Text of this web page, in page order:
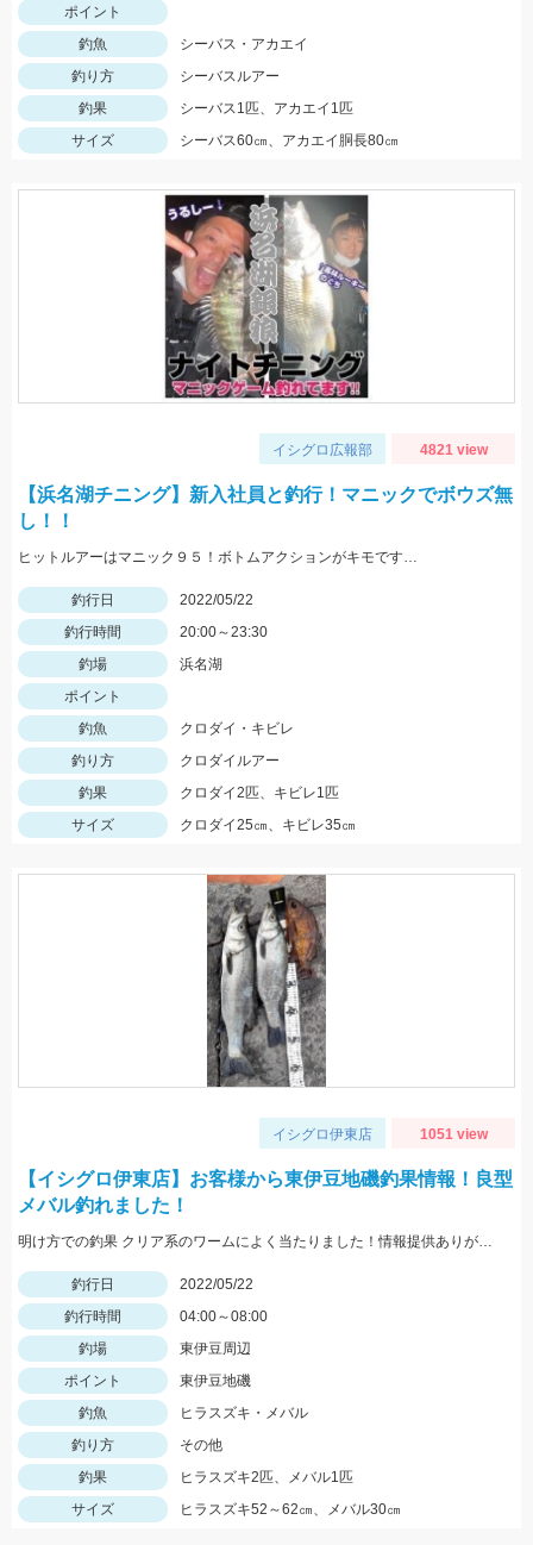
ポイント
釣魚
シーバス・アカエイ
釣り方
シーバスルアー
釣果
シーバス1匹、アカエイ1匹
サイズ
シーバス60㎝、アカエイ胴長80㎝
イシグロ広報部 4821 view
【浜名湖チニング】新入社員と釣行！マニックでボウズ無
し！！
ヒットルアーはマニック９５！ボトムアクションがキモです…
釣行日
2022/05/22
釣行時間
20:00～23:30
釣場
浜名湖
ポイント
釣魚
クロダイ・キビレ
釣り方
クロダイルアー
釣果
クロダイ2匹、キビレ1匹
サイズ
クロダイ25㎝、キビレ35㎝
イシグロ伊東店 1051 view
【イシグロ伊東店】お客様から東伊豆地磯釣果情報！良型
メバル釣れました！
明け方での釣果 クリア系のワームによく当たりました！情報提供ありがとうございます。
釣行日
2022/05/22
釣行時間
04:00～08:00
釣場
東伊豆周辺
ポイント
東伊豆地磯
釣魚
ヒラスズキ・メバル
釣り方
その他
釣果
ヒラスズキ2匹、メバル1匹
サイズ
ヒラスズキ52～62㎝、メバル30㎝